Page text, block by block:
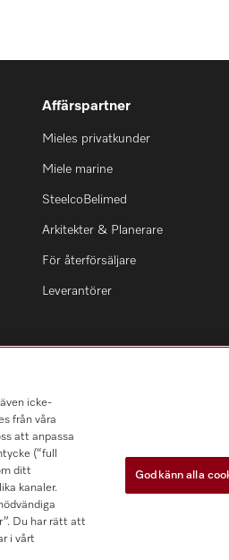
Affärspartner
Mieles privatkunder
Miele marine
SteelcoBelimed
Arkitekter & Planerare
För återförsäljare
Leverantörer
icke-
från våra
att anpassa
(“full
ditt
kanaler.
Du har rätt att
i vårt
Godkänn alla